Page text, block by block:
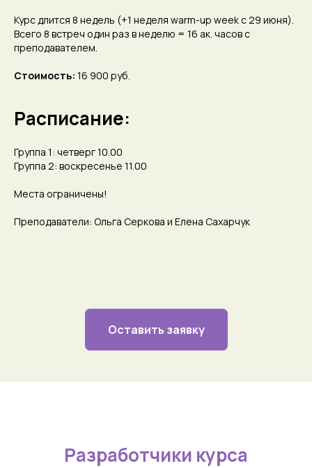
Курс длится 8 недель (+1 неделя warm-up week с 29 июня).
Всего 8 встреч один раз в неделю = 16 ак. часов с
преподавателем.
Стоимость: 16 900 руб.
Расписание:
Группа 1: четверг 10.00
Группа 2: воскресенье 11.00
Места ограничены!
Преподаватели: Ольга Серкова и Елена Сахарчук
Оставить заявку
Разработчики курса